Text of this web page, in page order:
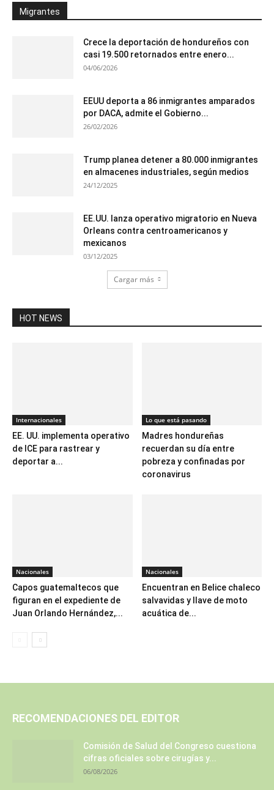
Migrantes
Crece la deportación de hondureños con
casi 19.500 retornados entre enero...
04/06/2026
EEUU deporta a 86 inmigrantes amparados
por DACA, admite el Gobierno...
26/02/2026
Trump planea detener a 80.000 inmigrantes
en almacenes industriales, según medios
24/12/2025
EE.UU. lanza operativo migratorio en Nueva
Orleans contra centroamericanos y
mexicanos
03/12/2025
Cargar más
HOT NEWS
Internacionales
EE. UU. implementa operativo
de ICE para rastrear y
deportar a...
Lo que está pasando
Madres hondureñas
recuerdan su día entre
pobreza y confinadas por
coronavirus
Nacionales
Capos guatemaltecos que
figuran en el expediente de
Juan Orlando Hernández,...
Nacionales
Encuentran en Belice chaleco
salvavidas y llave de moto
acuática de...
RECOMENDACIONES DEL EDITOR
Comisión de Salud del Congreso cuestiona
cifras oficiales sobre cirugías y...
06/08/2026